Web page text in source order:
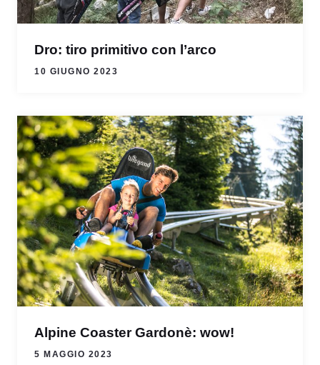
Dro: tiro primitivo con l’arco
10 GIUGNO 2023
Alpine Coaster Gardonè: wow!
5 MAGGIO 2023